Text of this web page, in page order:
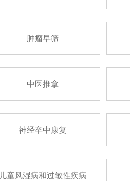
肿瘤早筛
中医推拿
神经卒中康复
儿童风湿病和过敏性疾病